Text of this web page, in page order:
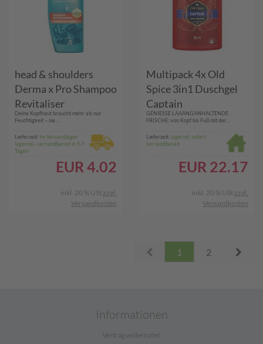
head & shoulders
Derma x Pro Shampoo
Revitaliser
Deine Kopfhaut braucht mehr als nur
Feuchtigkeit – sie...
Lieferzeit: Im Versandlager
lagernd - versandbereit in 5-7
Tagen
EUR 4.02
inkl. 20 % USt zzgl.
Versandkosten
Multipack 4x Old
Spice 3in1 Duschgel
Captain
GENIESSE LAAANGANHALTENDE
FRISCHE: von Kopf bis Fuß mit der...
Lieferzeit: lagernd, sofort
versandbereit
EUR 22.17
inkl. 20 % USt zzgl.
Versandkosten
1 2
Informationen
Vertrag widerrufen